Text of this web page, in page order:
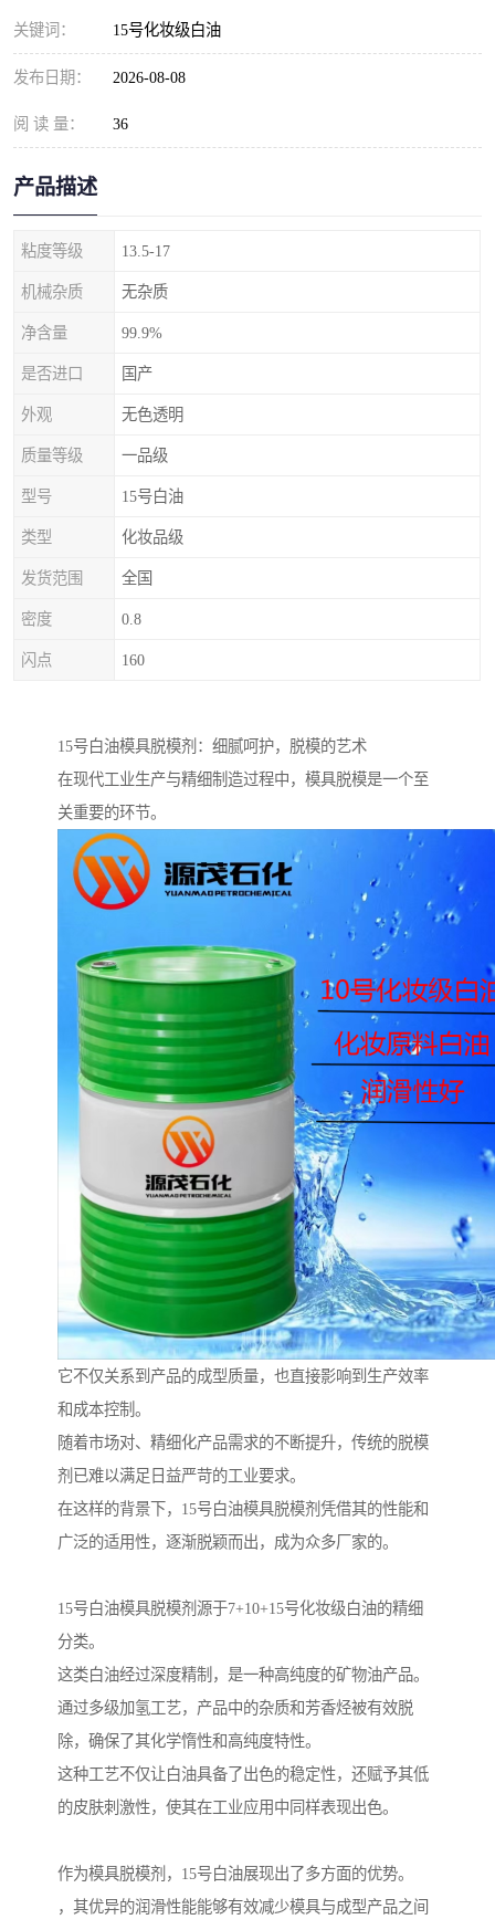
关键词： 15号化妆级白油
发布日期： 2026-08-08
阅 读 量： 36
产品描述
粘度等级 13.5-17
机械杂质 无杂质
净含量 99.9%
是否进口 国产
外观 无色透明
质量等级 一品级
型号 15号白油
类型 化妆品级
发货范围 全国
密度 0.8
闪点 160
15号白油模具脱模剂：细腻呵护，脱模的艺术
在现代工业生产与精细制造过程中，模具脱模是一个至
关重要的环节。
它不仅关系到产品的成型质量，也直接影响到生产效率
和成本控制。
随着市场对、精细化产品需求的不断提升，传统的脱模
剂已难以满足日益严苛的工业要求。
在这样的背景下，15号白油模具脱模剂凭借其的性能和
广泛的适用性，逐渐脱颖而出，成为众多厂家的。
15号白油模具脱模剂源于7+10+15号化妆级白油的精细
分类。
这类白油经过深度精制，是一种高纯度的矿物油产品。
通过多级加氢工艺，产品中的杂质和芳香烃被有效脱
除，确保了其化学惰性和高纯度特性。
这种工艺不仅让白油具备了出色的稳定性，还赋予其低
的皮肤刺激性，使其在工业应用中同样表现出色。
作为模具脱模剂，15号白油展现出了多方面的优势。
，其优异的润滑性能能够有效减少模具与成型产品之间